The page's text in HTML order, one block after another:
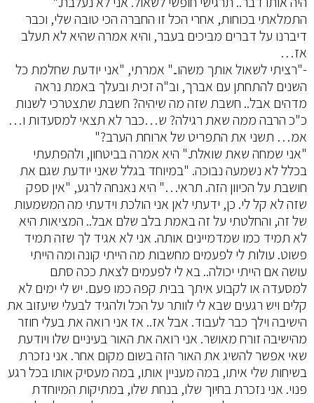
התמלאתי בכוחות, אחרי הכל זו החברה הכי טובה שלי, וכבר
דיברנו על דברים מביכים בעבר, והיא אמרה שהיא לא תעלב
אז…
-"רציתי לשאול אותך משהו.." אמרתי, "אני יודעת שחלמת כל
השנים להתחתן עם אברך, וב"ה זכית ובעלך באמת נראה
מדהים אבל.. חשבת שזה מה שיהיה? חשבת שתצטרכי לשנות
כ"כ הרבה ממה שאת רגילה? ש…כבר לא תצאי למסעדות ו…
אמ… תשני את התפריט של ארוחת הערב?"
"אני שמחה שאת שואלת." היא אמרה בביטחון, ולהפתעתי
בכלל לא נשמעה נבוכה. "במיוחד בגלל שאני יודעת שגם את
חושבת על הכיוון הזה. תראי…" היא נאנחה לרגע, "אין ספק
שזה לא קל לי. כן, ידעתי לאן אני הולכת וידעתי מה המשמעות
של זה, והחלטתי על זה באמת בלב שלם אבל.. המציאות היא
לא תמיד כמו שמדמיינים אותה. אני לא אגיד לך שזה תמיד
פשוט. עולות לי לפעמים מחשבות מה הייתי קונה ומה הייתי
עושה אם הייתי יכולה.. בא לי לפעמים לצאת ככה סתם
למסעדה או לקבוע איתך בבית קפה כמו פעם. יש לי ימים לא
קלים ויש רגעים שבא לי לוותר על הכל ולהגיד לבעלי שיעזוב את
הישיבה וילך כבר לעבוד. אבל אז.. אז אני רואה את בעלי חוזר
מהישיבה זורח מאושר. אני רואה את האור בעיניים שלו ויודעת
שאי אפשר להשיג את האור הזה בשום מקום אחר. אני נזכרת
בשיחות שלי איתו, במה מעניין אותו, במה מעסיק אותו בכל רגע
פנוי. אני נזכרת בחיוך שלו, בנחת שלו, במתיקות המיוחדת